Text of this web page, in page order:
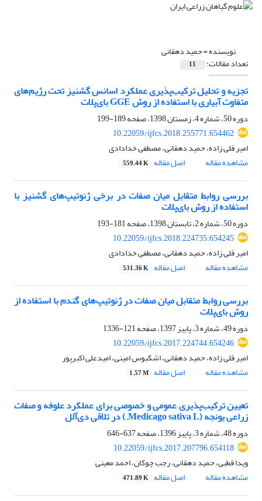
نویسنده =حمید دهقانی
تعداد مقالات: 11
تجزیه و تحلیل ترکیب‌پذیری عملکرد اسانس گشنیز تحت رژیم‌های
متفاوت آبیاری با استفاده از روش GGE بای‌پلات
دوره 50، شماره 4، زمستان 1398، صفحه
189-199
10.22059/ijfcs.2018.255771.654462
امیر قلی زاده، حمید دهقانی، مصطفی خدادادی
مشاهده مقاله
اصل مقاله 559.44 K
بررسی روابط متقابل میان صفات در برخی ژنوتیپ‌های گشنیز با
استفاده از روش بای‌پلات
دوره 50، شماره 2، تابستان 1398، صفحه
181-193
10.22059/ijfcs.2018.224735.654245
امیر قلی زاده، حمید دهقانی، مصطفی خدادادی
مشاهده مقاله
اصل مقاله 531.36 K
بررسی روابط متقابل میان صفات در ژنوتیپ‌های گندم با استفاده از
روش بای‌پلات
دوره 49، شماره 3، پاییز 1397، صفحه
121-1336
10.22059/ijfcs.2017.224744.654246
امیر قلی زاده، حمید دهقانی، اشکبوس امینی، امیدعلی اکبرپور
مشاهده مقاله
اصل مقاله 1.57 M
تعیین ترکیب‌پذیری عمومی و خصوصی برای عملکرد علوفه و صفات
زراعی یونجه (Medicago sativa L.) در تلاقی دی‌آلل
دوره 48، شماره 3، پاییز 1396، صفحه
637-646
10.22059/ijfcs.2017.207796.654118
ویدا قطبی، حمید دهقانی، رجب چوکان، احمد معینی
مشاهده مقاله
اصل مقاله 471.89 K